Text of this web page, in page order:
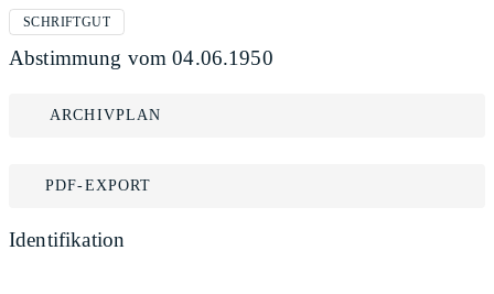
SCHRIFTGUT
Abstimmung vom 04.06.1950
ARCHIVPLAN
PDF-EXPORT
Identifikation